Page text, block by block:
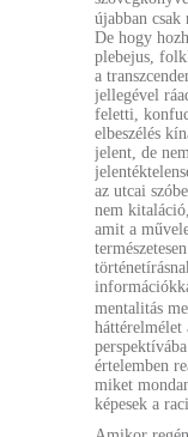
újabban csak
De hogy
plebejus,
a
jellegével
feletti,
elbeszélés
jelent, de
az utcai
nem
amit a
mentalitás
háttérelmélet
értelemben
miket
képesek a